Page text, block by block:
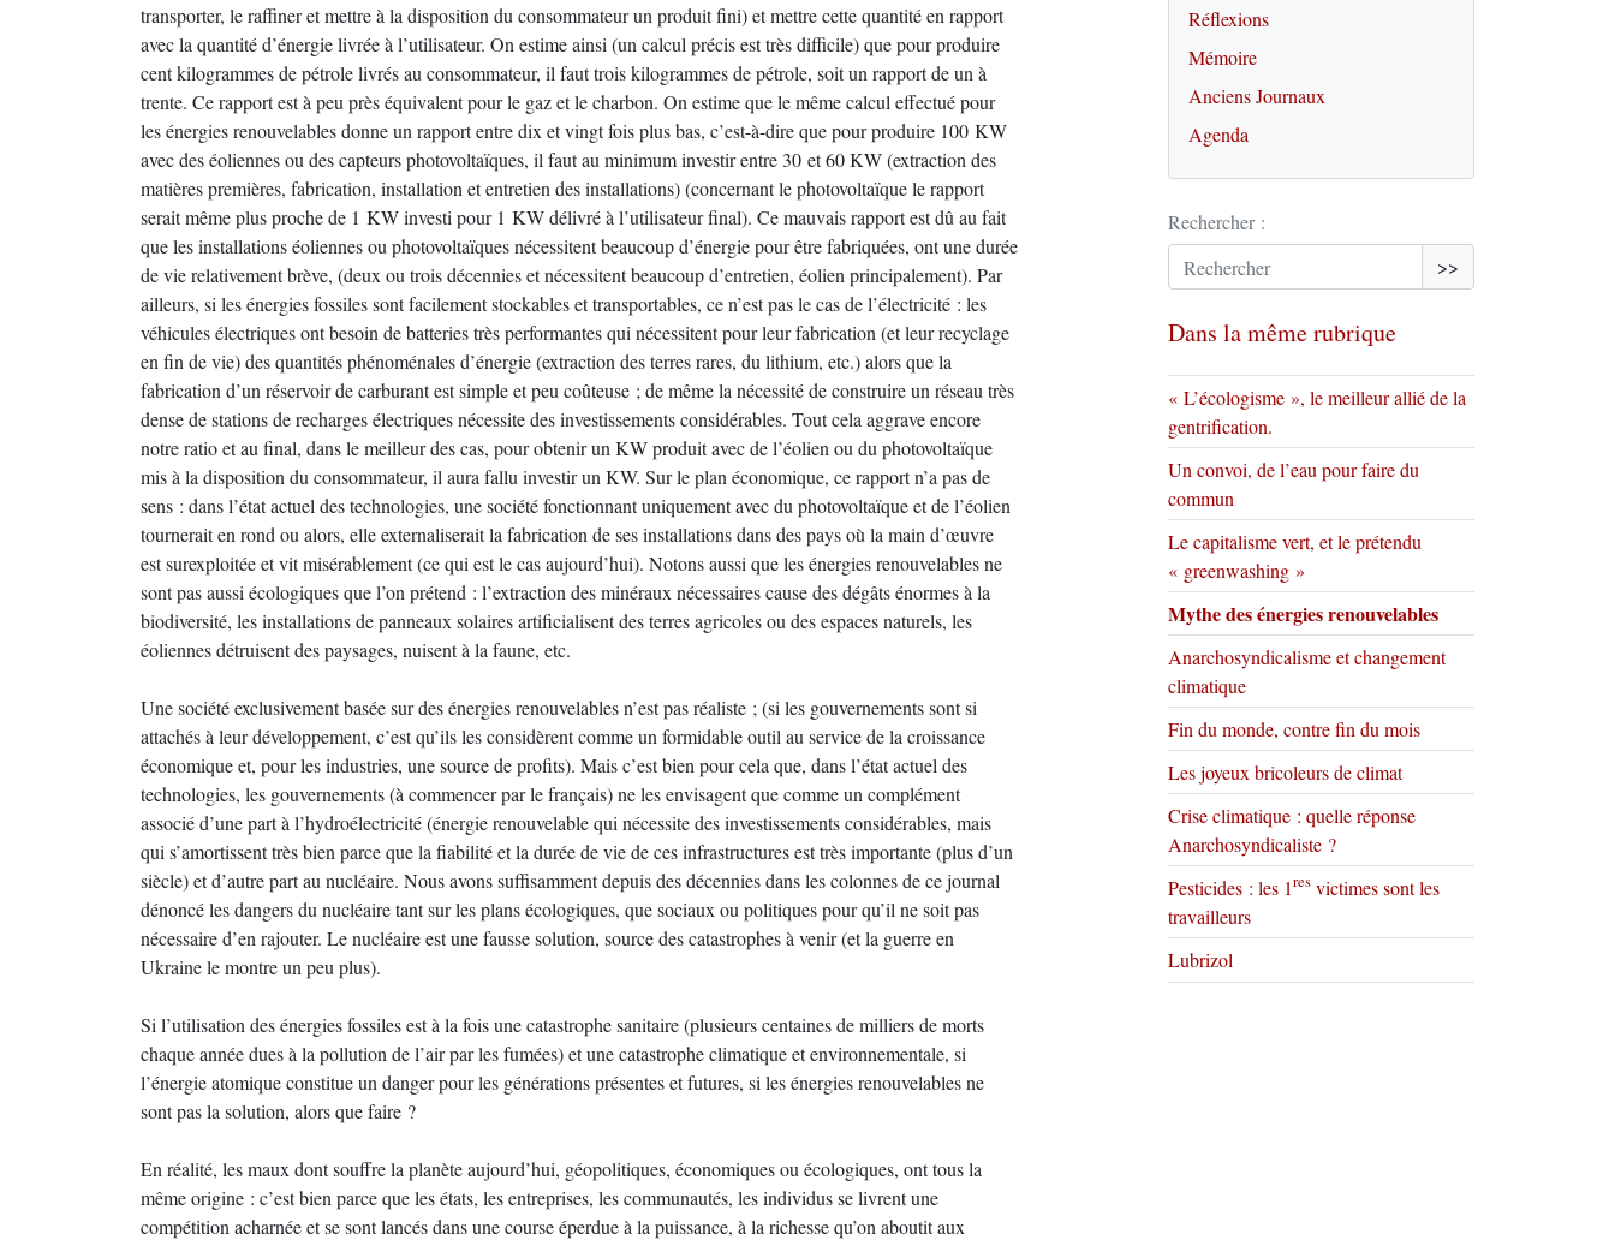
transporter, le raffiner et mettre à la disposition du consommateur un produit fini) et mettre cette quantité en rapport
avec la quantité d’énergie livrée à l’utilisateur. On estime ainsi (un calcul précis est très difficile) que pour produire
cent kilogrammes de pétrole livrés au consommateur, il faut trois kilogrammes de pétrole, soit un rapport de un à
trente. Ce rapport est à peu près équivalent pour le gaz et le charbon. On estime que le même calcul effectué pour
les énergies renouvelables donne un rapport entre dix et vingt fois plus bas, c’est-à-dire que pour produire 100 KW
avec des éoliennes ou des capteurs photovoltaïques, il faut au minimum investir entre 30 et 60 KW (extraction des
matières premières, fabrication, installation et entretien des installations) (concernant le photovoltaïque le rapport
serait même plus proche de 1 KW investi pour 1 KW délivré à l’utilisateur final). Ce mauvais rapport est dû au fait
que les installations éoliennes ou photovoltaïques nécessitent beaucoup d’énergie pour être fabriquées, ont une durée
de vie relativement brève, (deux ou trois décennies et nécessitent beaucoup d’entretien, éolien principalement). Par
ailleurs, si les énergies fossiles sont facilement stockables et transportables, ce n’est pas le cas de l’électricité : les
véhicules électriques ont besoin de batteries très performantes qui nécessitent pour leur fabrication (et leur recyclage
en fin de vie) des quantités phénoménales d’énergie (extraction des terres rares, du lithium, etc.) alors que la
fabrication d’un réservoir de carburant est simple et peu coûteuse ; de même la nécessité de construire un réseau très
dense de stations de recharges électriques nécessite des investissements considérables. Tout cela aggrave encore
notre ratio et au final, dans le meilleur des cas, pour obtenir un KW produit avec de l’éolien ou du photovoltaïque
mis à la disposition du consommateur, il aura fallu investir un KW. Sur le plan économique, ce rapport n’a pas de
sens : dans l’état actuel des technologies, une société fonctionnant uniquement avec du photovoltaïque et de l’éolien
tournerait en rond ou alors, elle externaliserait la fabrication de ses installations dans des pays où la main d’œuvre
est surexploitée et vit misérablement (ce qui est le cas aujourd’hui). Notons aussi que les énergies renouvelables ne
sont pas aussi écologiques que l’on prétend : l’extraction des minéraux nécessaires cause des dégâts énormes à la
biodiversité, les installations de panneaux solaires artificialisent des terres agricoles ou des espaces naturels, les
éoliennes détruisent des paysages, nuisent à la faune, etc.
Une société exclusivement basée sur des énergies renouvelables n’est pas réaliste ; (si les gouvernements sont si
attachés à leur développement, c’est qu’ils les considèrent comme un formidable outil au service de la croissance
économique et, pour les industries, une source de profits). Mais c’est bien pour cela que, dans l’état actuel des
technologies, les gouvernements (à commencer par le français) ne les envisagent que comme un complément
associé d’une part à l’hydroélectricité (énergie renouvelable qui nécessite des investissements considérables, mais
qui s’amortissent très bien parce que la fiabilité et la durée de vie de ces infrastructures est très importante (plus d’un
siècle) et d’autre part au nucléaire. Nous avons suffisamment depuis des décennies dans les colonnes de ce journal
dénoncé les dangers du nucléaire tant sur les plans écologiques, que sociaux ou politiques pour qu’il ne soit pas
nécessaire d’en rajouter. Le nucléaire est une fausse solution, source des catastrophes à venir (et la guerre en
Ukraine le montre un peu plus).
Si l’utilisation des énergies fossiles est à la fois une catastrophe sanitaire (plusieurs centaines de milliers de morts
chaque année dues à la pollution de l’air par les fumées) et une catastrophe climatique et environnementale, si
l’énergie atomique constitue un danger pour les générations présentes et futures, si les énergies renouvelables ne
sont pas la solution, alors que faire ?
En réalité, les maux dont souffre la planète aujourd’hui, géopolitiques, économiques ou écologiques, ont tous la
même origine : c’est bien parce que les états, les entreprises, les communautés, les individus se livrent une
compétition acharnée et se sont lancés dans une course éperdue à la puissance, à la richesse qu’on aboutit aux
Réflexions
Mémoire
Anciens Journaux
Agenda
Rechercher :
>>
Dans la même rubrique
« L’écologisme », le meilleur allié de la
gentrification.
Un convoi, de l’eau pour faire du
commun
Le capitalisme vert, et le prétendu
« greenwashing »
Mythe des énergies renouvelables
Anarchosyndicalisme et changement
climatique
Fin du monde, contre fin du mois
Les joyeux bricoleurs de climat
Crise climatique : quelle réponse
Anarchosyndicaliste ?
Pesticides : les 1res victimes sont les
travailleurs
Lubrizol